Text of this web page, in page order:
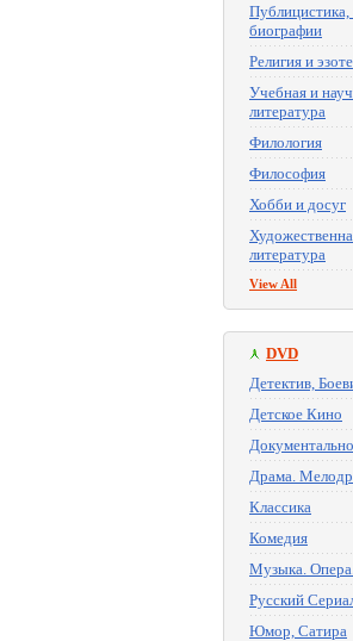
биографии
Религия и
Учебная и
литература
Филология
Философия
Хобби и досуг
литература
View All
DVD
Детектив,
Детское Кино
Драма.
Классика
Комедия
Музыка.
Русский
Юмор, Сатира